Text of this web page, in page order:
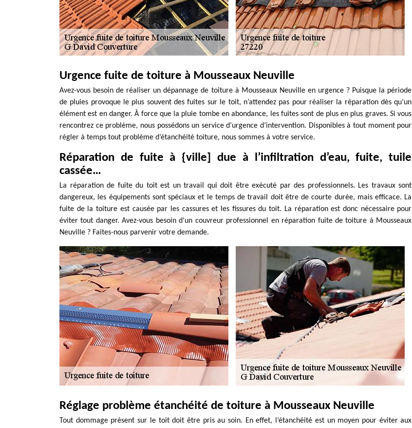
Urgence fuite de toiture à Mousseaux Neuville
Avez-vous besoin de réaliser un dépannage de toiture à Mousseaux Neuville en urgence ? Puisque la période
de pluies provoque le plus souvent des fuites sur le toit, n’attendez pas pour réaliser la réparation dès qu’un
élément est en danger. À force que la pluie tombe en abondance, les fuites sont de plus en plus graves. Si vous
rencontrez ce problème, nous possédons un service d’urgence d’intervention. Disponibles à tout moment pour
régler à temps tout problème d’étanchéité toiture, nous sommes à votre service.
Réparation de fuite à {ville] due à l’infiltration d’eau, fuite, tuile
cassée…
La réparation de fuite du toit est un travail qui doit être exécuté par des professionnels. Les travaux sont
dangereux, les équipements sont spéciaux et le temps de travail doit être de courte durée, mais efficace. La
fuite de la toiture est causée par les cassures et les fissures du toit. La réparation est donc nécessaire pour
éviter tout danger. Avez-vous besoin d’un couvreur professionnel en réparation fuite de toiture à Mousseaux
Neuville ? Faites-nous parvenir votre demande.
Réglage problème étanchéité de toiture à Mousseaux Neuville
Tout dommage présent sur le toit doit être pris au soin. En effet, l’étanchéité est un moyen pour éviter aux